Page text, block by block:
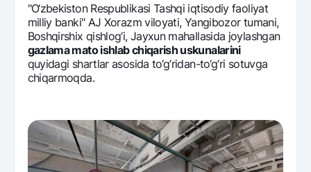
Yevro
Hamma uchun USD uchun
Talab qilib olinguncha USD
Oltin omonat
UzCard/HUMO
Visa
Visa FIFA
Mastercard
Garmin pay
Eskrou hisobvarag‘i
Tariflar
Aksiyalar
Ko'p beriladigan savollar
"O‘zbеkiston Rеspublikasi Tashqi iqtisodiy faoliyat
milliy banki" AJ Xorazm viloyati, Yangibozor tumani,
Boshqirshix qishlog‘i, Jayxun mahallasida joylashgan
gazlama mato ishlab chiqarish uskunalarini
quyidagi shartlar asosida to‘g‘ridan-to‘g‘ri sotuvga
chiqarmoqda.